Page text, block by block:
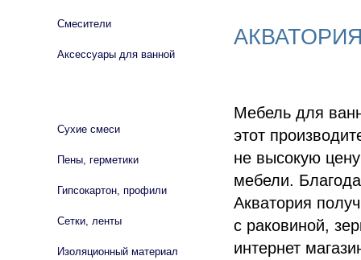
Мебель для
этот
не высокую
мебели.
Акватория
с раковиной,
интернет
Смесители
Аксессуары для ванной
Сухие смеси
Пены, герметики
Гипсокартон, профили
Сетки, ленты
Изоляционный материал